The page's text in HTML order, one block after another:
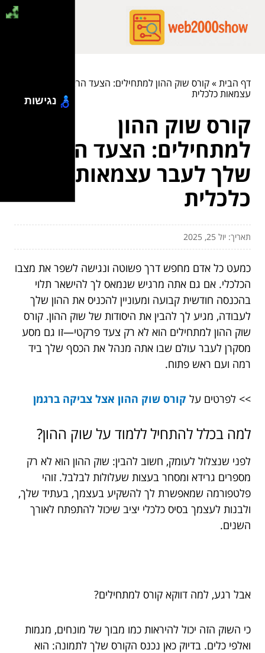
דף הבית»קורס שוק ההון למתחילים: הצעד הראשון שלך לעבר
עצמאות כלכלית
קורס שוק ההון
למתחילים: הצעד הראשון
שלך לעבר עצמאות
כלכלית
תאריך: יול 25, 2025
כמעט כל אדם מחפש דרך פשוטה ונגישה לשפר את מצבו
הכלכלי. אם גם אתה מרגיש שנמאס לך להישאר תלוי
בהכנסה חודשית קבועה ומעוניין להכניס את ההון שלך
לעבודה, מגיע לך להבין את היסודות של שוק ההון. קורס
שוק ההון למתחילים הוא לא רק צעד פרקטי—זו גם מסע
מסקרן לעבר עולם שבו אתה מנהל את הכסף שלך ביד
רמה ועם ראש פתוח.
>> לפרטים על קורס שוק ההון אצל צביקה ברגמן
למה בכלל להתחיל ללמוד על שוק ההון?
לפני שנצלול לעומק, חשוב להבין: שוק ההון הוא לא רק
מספרים גרידא ומסחר בעצות שעלולות לבלבל. זוהי
פלטפורמה שמאפשרת לך להשקיע בעצמך, בעתיד שלך,
ולבנות לעצמך בסיס כלכלי יציב שיכול להתפתח לאורך
השנים.
אבל רגע, למה דווקא קורס למתחילים?
כי השוק הזה יכול להיראות כמו מבוך של מונחים, מגמות
ואלפי כלים. בדיוק כאן נכנס הקורס שלך לתמונה: הוא
נגישות